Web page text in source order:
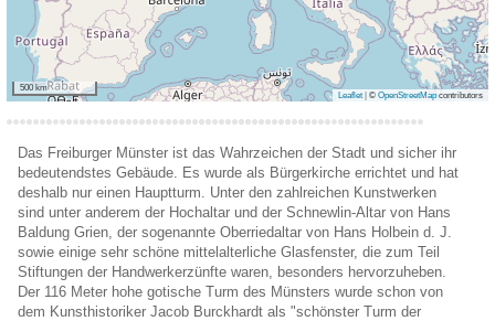
500 km
Leaflet © OpenStreetMap contributors
Das Freiburger Münster ist das Wahrzeichen der Stadt und sicher ihr
bedeutendstes Gebäude. Es wurde als Bürgerkirche errichtet und hat
deshalb nur einen Hauptturm. Unter den zahlreichen Kunstwerken
sind unter anderem der Hochaltar und der Schnewlin-Altar von Hans
Baldung Grien, der sogenannte Oberriedaltar von Hans Holbein d. J.
sowie einige sehr schöne mittelalterliche Glasfenster, die zum Teil
Stiftungen der Handwerkerzünfte waren, besonders hervorzuheben.
Der 116 Meter hohe gotische Turm des Münsters wurde schon von
dem Kunsthistoriker Jacob Burckhardt als "schönster Turm der